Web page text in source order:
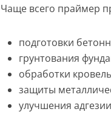
Чаще всего праймер
подготовки
грунтования
обработки
защиты
улучшения